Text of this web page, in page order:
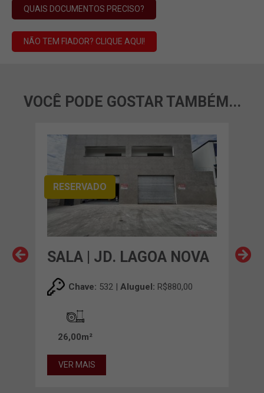
QUAIS DOCUMENTOS PRECISO?
NÃO TEM FIADOR? CLIQUE AQUI!
VOCÊ PODE GOSTAR TAMBÉM...
RESERVADO
SALA | JD. LAGOA NOVA
Chave: 532 | Aluguel: R$880,00
26,00m²
VER MAIS